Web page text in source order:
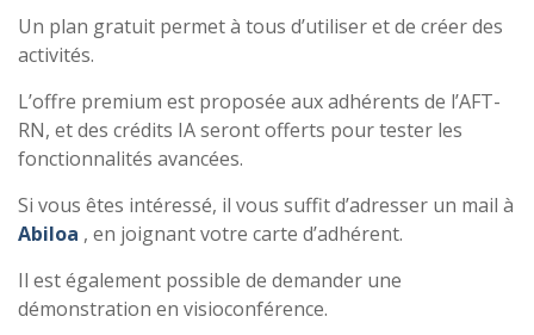
Un plan gratuit permet à tous d’utiliser et de créer des
activités.
L’offre premium est proposée aux adhérents de l’AFT-
RN, et des crédits IA seront offerts pour tester les
fonctionnalités avancées.
Si vous êtes intéressé, il vous suffit d’adresser un mail à
Abiloa , en joignant votre carte d’adhérent.
Il est également possible de demander une
démonstration en visioconférence.